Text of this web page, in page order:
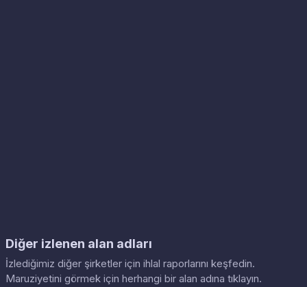
Diğer izlenen alan adları
İzlediğimiz diğer şirketler için ihlal raporlarını keşfedin.
Maruziyetini görmek için herhangi bir alan adına tıklayın.